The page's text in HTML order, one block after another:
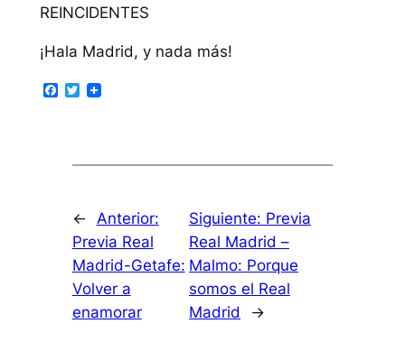
REINCIDENTES
¡Hala Madrid, y nada más!
Facebook
Twitter
←
Anterior:
Previa Real
Madrid-Getafe:
Volver a
enamorar
Siguiente: Previa
Real Madrid –
Malmo: Porque
somos el Real
Madrid
→